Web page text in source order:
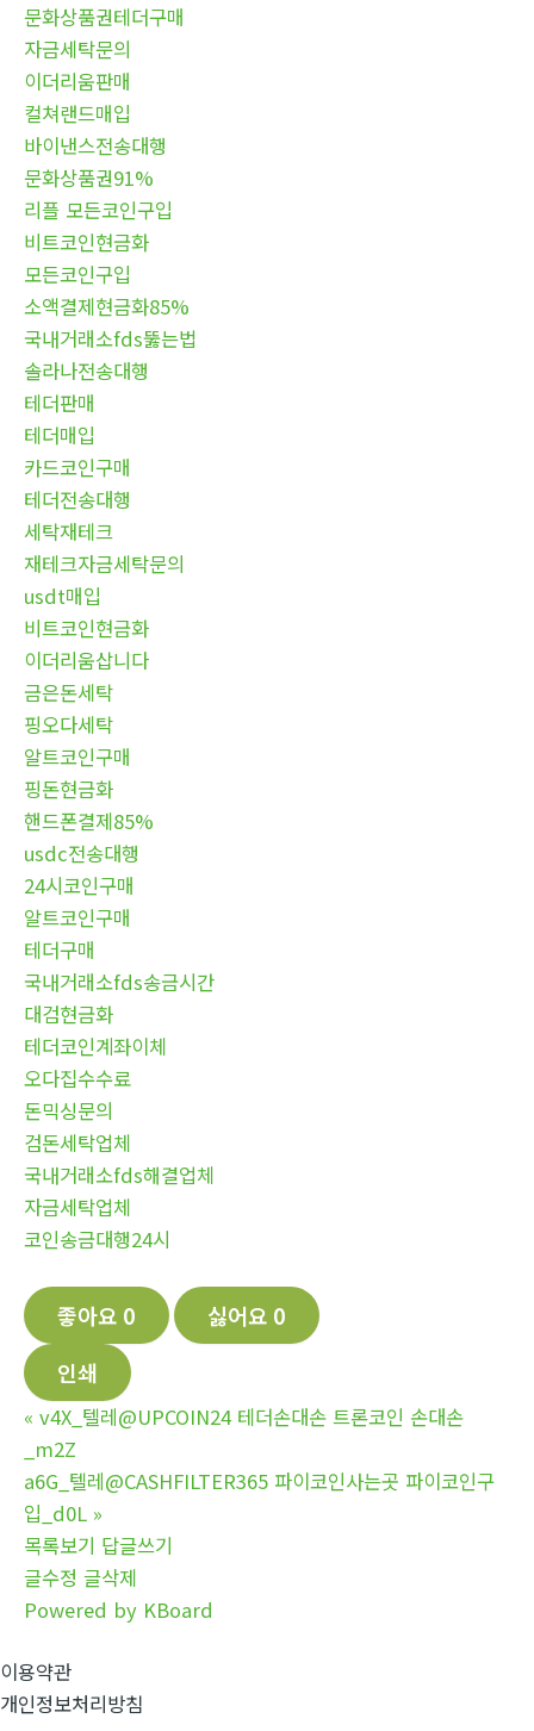
문화상품권테더구매
자금세탁문의
이더리움판매
컬쳐랜드매입
바이낸스전송대행
문화상품권91%
리플 모든코인구입
비트코인현금화
모든코인구입
소액결제현금화85%
국내거래소fds뚫는법
솔라나전송대행
테더판매
테더매입
카드코인구매
테더전송대행
세탁재테크
재테크자금세탁문의
usdt매입
비트코인현금화
이더리움삽니다
금은돈세탁
핑오다세탁
알트코인구매
핑돈현금화
핸드폰결제85%
usdc전송대행
24시코인구매
알트코인구매
테더구매
국내거래소fds송금시간
대검현금화
테더코인계좌이체
오다집수수료
돈믹싱문의
검돈세탁업체
국내거래소fds해결업체
자금세탁업체
코인송금대행24시
좋아요 0 싫어요 0
인쇄
« v4X_텔레@UPCOIN24 테더손대손 트론코인 손대손
_m2Z
a6G_텔레@CASHFILTER365 파이코인사는곳 파이코인구
입_d0L »
목록보기 답글쓰기
글수정 글삭제
Powered by KBoard
이용약관
개인정보처리방침